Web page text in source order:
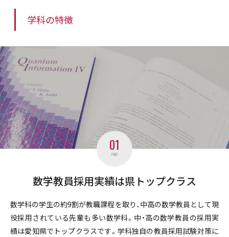
学科の特徴
01
POINT
数学教員採用実績は県トップクラス
数学科の学生の約9割が教職課程を取り、中高の数学教員として現
役採用されている先輩も多い数学科。中・高の数学教員の採用実
績は愛知県でトップクラスです。学科独自の教員採用試験対策に